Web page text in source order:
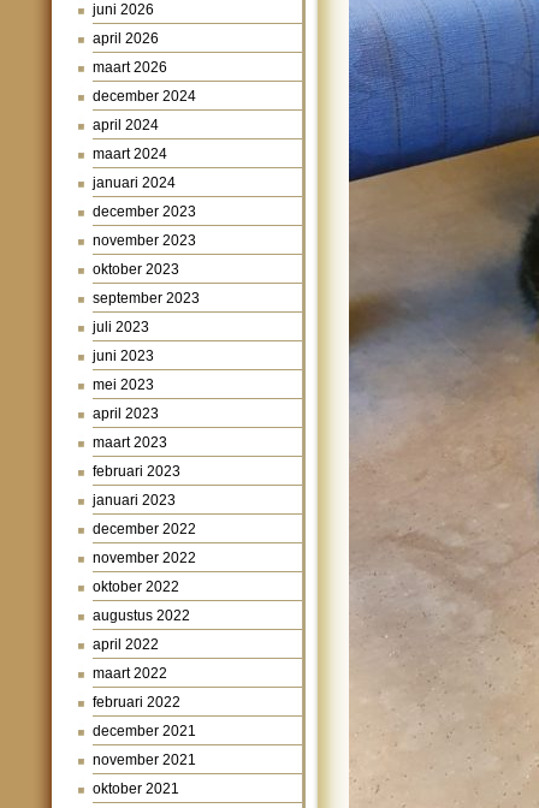
juni 2026
april 2026
maart 2026
december 2024
april 2024
maart 2024
januari 2024
december 2023
november 2023
oktober 2023
september 2023
juli 2023
juni 2023
mei 2023
april 2023
maart 2023
februari 2023
januari 2023
december 2022
november 2022
oktober 2022
augustus 2022
april 2022
maart 2022
februari 2022
december 2021
november 2021
oktober 2021